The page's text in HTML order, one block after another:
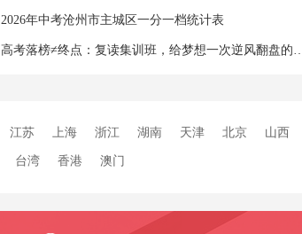
2026年中考沧州市主城区一分一档统计表
高考落榜≠终点：复读集训班，给梦想一次逆风翻盘的机会
江苏 上海 浙江 湖南 天津 北京 山西
台湾 香港 澳门